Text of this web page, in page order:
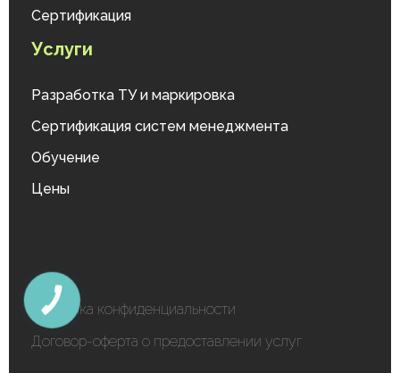
Сертификация
Услуги
Разработка ТУ и маркировка
Сертификация систем менеджмента
Обучение
Цены
Политика конфиденциальности
Договор-оферта о предоставлении услуг
КНОПКА
ЗВ'ЯЗКУ